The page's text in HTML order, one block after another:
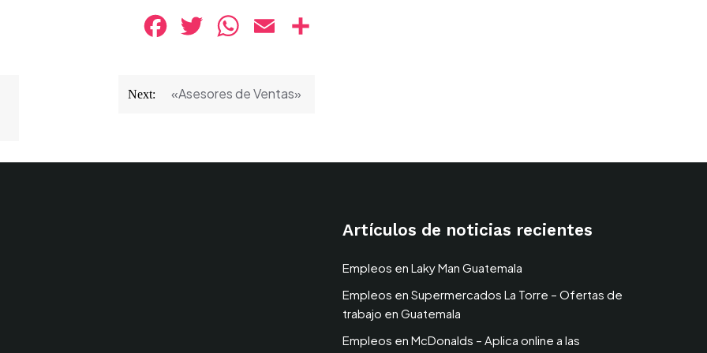
Facebook
Twitter WhatsApp
Email
Next: «Asesores de Ventas»
Artículos de noticias recientes
Empleos en Laky Man Guatemala
Empleos en Supermercados La Torre – Ofertas de
trabajo en Guatemala
Empleos en McDonalds – Aplica online a las